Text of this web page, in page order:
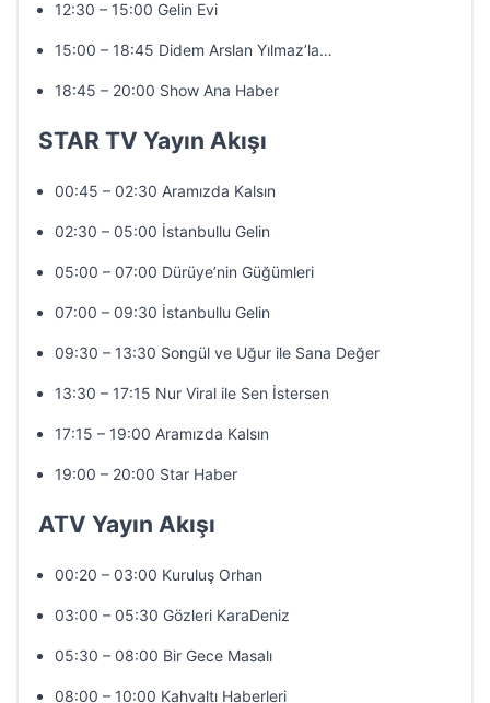
12:30 – 15:00 Gelin Evi
15:00 – 18:45 Didem Arslan Yılmaz’la…
18:45 – 20:00 Show Ana Haber
STAR TV Yayın Akışı
00:45 – 02:30 Aramızda Kalsın
02:30 – 05:00 İstanbullu Gelin
05:00 – 07:00 Dürüye’nin Güğümleri
07:00 – 09:30 İstanbullu Gelin
09:30 – 13:30 Songül ve Uğur ile Sana Değer
13:30 – 17:15 Nur Viral ile Sen İstersen
17:15 – 19:00 Aramızda Kalsın
19:00 – 20:00 Star Haber
ATV Yayın Akışı
00:20 – 03:00 Kuruluş Orhan
03:00 – 05:30 Gözleri KaraDeniz
05:30 – 08:00 Bir Gece Masalı
08:00 – 10:00 Kahvaltı Haberleri